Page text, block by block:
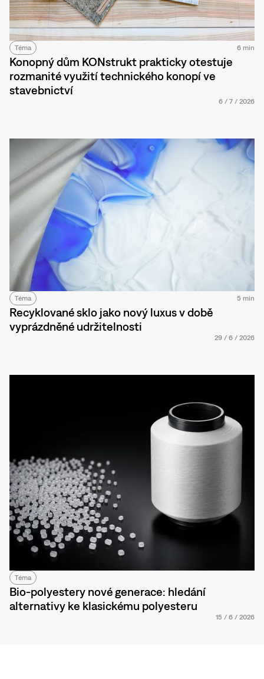
Téma 6 min
Konopný dům KONstrukt prakticky otestuje
rozmanité využití technického konopí ve
stavebnictví
6 / 7 / 2026
Téma 5 min
Recyklované sklo jako nový luxus v době
vyprázdněné udržitelnosti
29 / 6 / 2026
Téma
Bio-polyestery nové generace: hledání
alternativy ke klasickému polyesteru
15 / 6 / 2026